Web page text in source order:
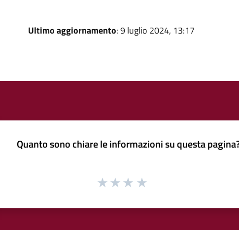
Ultimo aggiornamento: 9 luglio 2024, 13:17
Quanto sono chiare le informazioni su questa